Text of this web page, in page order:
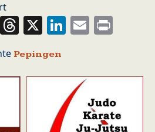
WhatsApp
Threads
X LinkedIn
Email
Pepingen